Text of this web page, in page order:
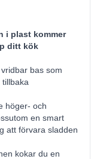
i plast kommer
ditt kök
bas som
höger- och
en smart
att förvara sladden
kokar du en